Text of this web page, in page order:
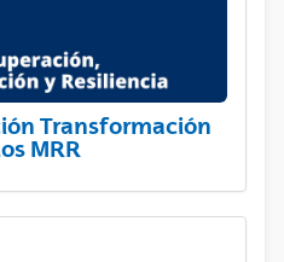
Transformación
MRR